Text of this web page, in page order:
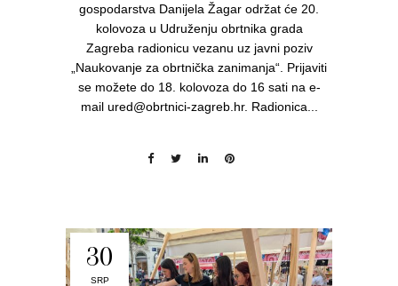
gospodarstva Danijela Žagar održat će 20.
kolovoza u Udruženju obrtnika grada
Zagreba radionicu vezanu uz javni poziv
„Naukovanje za obrtnička zanimanja“. Prijaviti
se možete do 18. kolovoza do 16 sati na e-
mail ured@obrtnici-zagreb.hr. Radionica...
30
SRP